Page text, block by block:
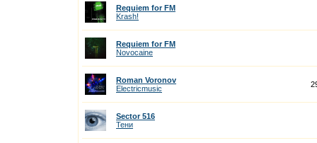
Requiem for FM
Krash!
Requiem for FM
Novocaine
Roman Voronov
Electricmusic
Sector 516
Тени